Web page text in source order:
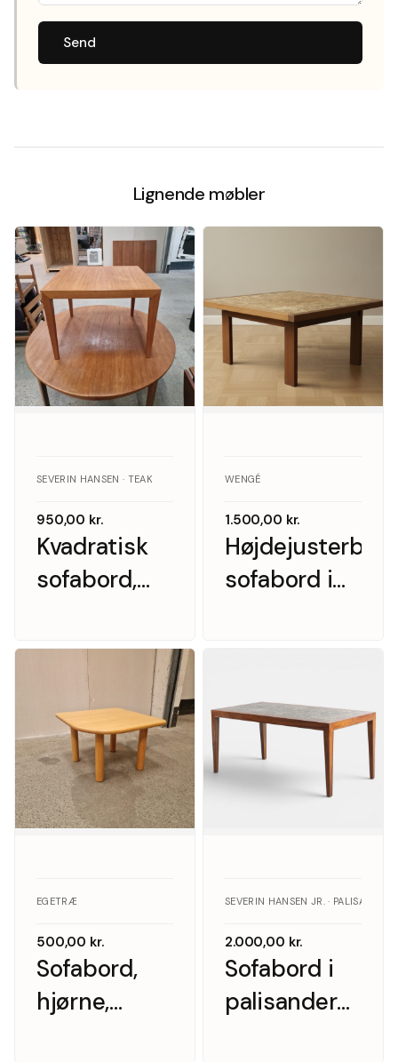
Send
Lignende møbler
Kvadratisk
sofabord,
Hansen
SEVERIN HANSEN · TEAK
950,00 kr.
Højdejusterbart
sofabord i
1970’erne
WENGÉ
1.500,00 kr.
Sofabord,
hjørne,
EGETRÆ
500,00 kr.
Sofabord i
palisander
SEVERIN HANSEN JR. · PALISANDER
2.000,00 kr.